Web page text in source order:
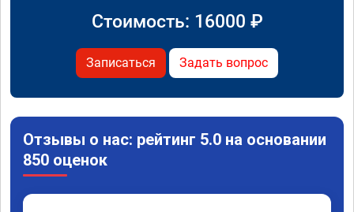
Стоимость: 16000 ₽
Записаться Задать вопрос
Отзывы о нас: рейтинг 5.0 на основании
850 оценок